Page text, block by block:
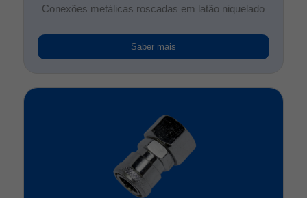
Conexões metálicas roscadas em latão niquelado
Saber mais